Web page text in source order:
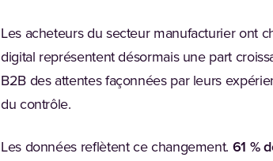
Les acheteurs du secteur manufacturier ont
digital représentent désormais une part
B2B des attentes façonnées par leurs
du contrôle.
Les données reflètent ce changement. 61 %